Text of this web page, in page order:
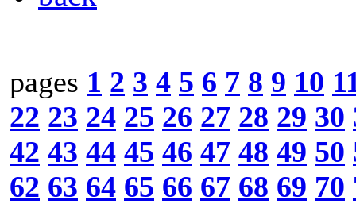
pages 1 2 3 4 5 6 7 8 9 10
22 23 24 25 26 27 28 29 30
42 43 44 45 46 47 48 49 50
62 63 64 65 66 67 68 69 70